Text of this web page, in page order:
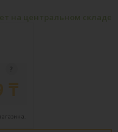
на центральном складе
₸